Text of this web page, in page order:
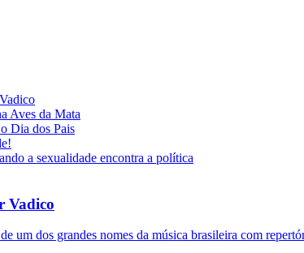
Aves da Mata
Dia dos Pais
a sexualidade encontra a política
Vadico
um dos grandes nomes da música brasileira com